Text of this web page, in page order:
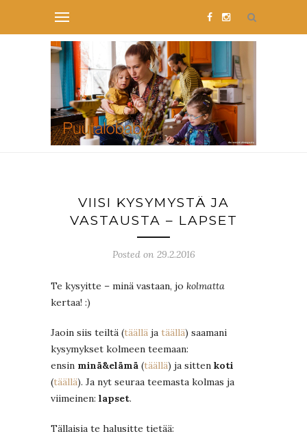
VIISI KYSYMYSTÄ JA
VASTAUSTA – LAPSET
Posted on 29.2.2016
Te kysyitte – minä vastaan, jo kolmatta
kertaa! :)
Jaoin siis teiltä (täällä ja täällä) saamani
kysymykset kolmeen teemaan:
ensin minä&elämä (täällä) ja sitten koti
(täällä). Ja nyt seuraa teemasta kolmas ja
viimeinen: lapset.
Tällaisia te halusitte tietää: